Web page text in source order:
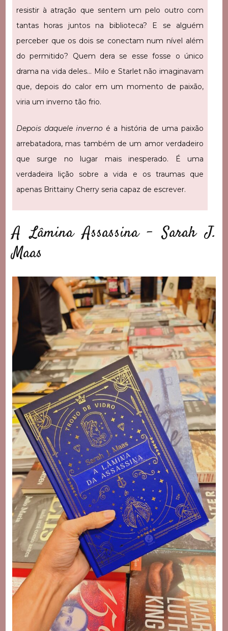
resistir à atração que sentem um pelo outro com
tantas horas juntos na biblioteca? E se alguém
perceber que os dois se conectam num nível além
do permitido? Quem dera se esse fosse o único
drama na vida deles… Milo e Starlet não imaginavam
que, depois do calor em um momento de paixão,
viria um inverno tão frio.
Depois daquele inverno é a história de uma paixão
arrebatadora, mas também de um amor verdadeiro
que surge no lugar mais inesperado. É uma
verdadeira lição sobre a vida e os traumas que
apenas Brittainy Cherry seria capaz de escrever.
A Lâmina Assassina – Sarah J.
Maas